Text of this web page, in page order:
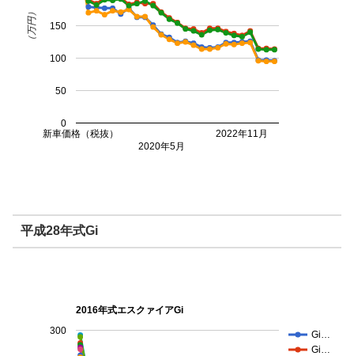
新車価格（税抜）
2020年5月
2022年11月
0
50
100
150
（万円）
平成28年式Gi
2016年式エスクァイアGi
Gi…
Gi…
300